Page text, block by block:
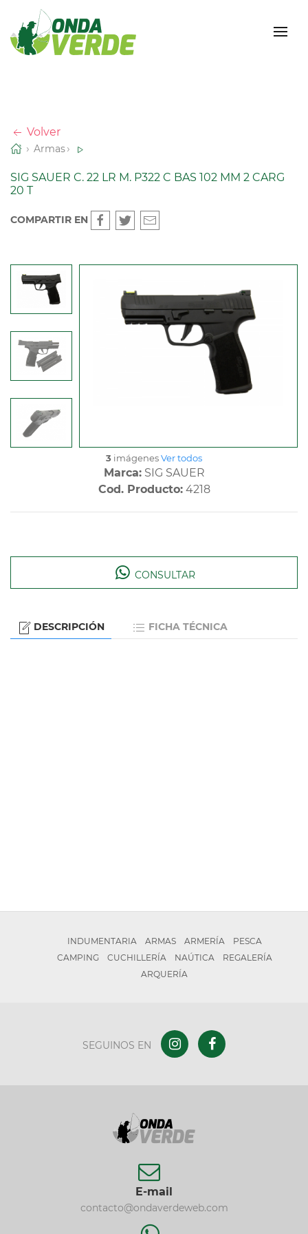
Volver
Armas
SIG SAUER C. 22 LR M. P322 C BAS 102 MM 2 CARG
20 T
COMPARTIR EN
3 imágenesVer todos
Marca:SIG SAUER
Cod. Producto:4218
CONSULTAR
DESCRIPCIÓN FICHA TÉCNICA
INDUMENTARIA ARMAS ARMERÍA
PESCA
CAMPING
CUCHILLERÍA NAÚTICA
REGALERÍA
ARQUERÍA
SEGUINOS EN
E-mail
contacto@ondaverdeweb.com